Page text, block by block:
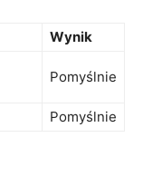
Wynik
Pomyślnie
Pomyślnie